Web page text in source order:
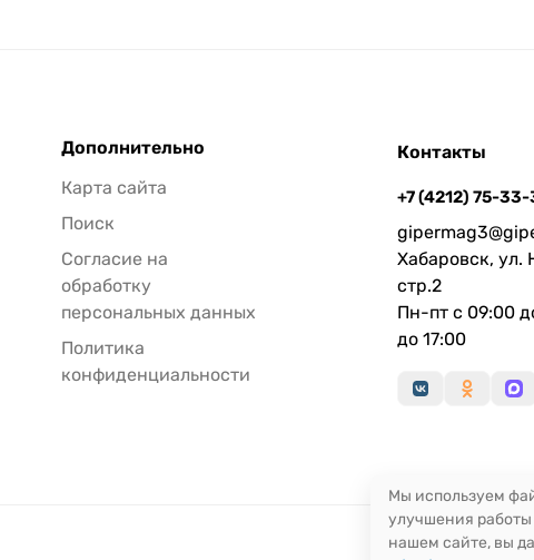
Дополнительно
Карта сайта
Поиск
Согласие на
обработку
персональных данных
Политика
конфиденциальности
Контакты
+7 (4212) 75-
Хабаровск, ул.
стр.2
Пн-пт с 09:00
до 17:00
Мы используем
улучшения работы
нашем сайте, вы